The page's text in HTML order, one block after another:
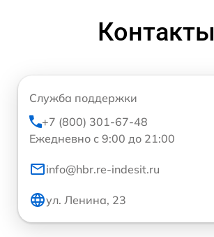
Контакты
Служба поддержки
+7 (800) 301-67-48
Ежедневно с 9:00 до 21:00
info@hbr.re-indesit.ru
ул. Ленина, 23